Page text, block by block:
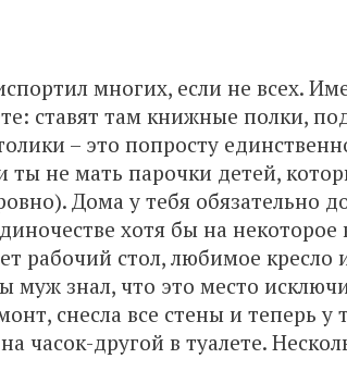
многих, если не всех.
ставят там книжные полки,
– это попросту
не мать парочки детей,
Дома у тебя обязательно
хотя бы на некоторое
рабочий стол, любимое кресло
муж знал, что это место
снесла все стены и теперь у
часок-другой в туалете.